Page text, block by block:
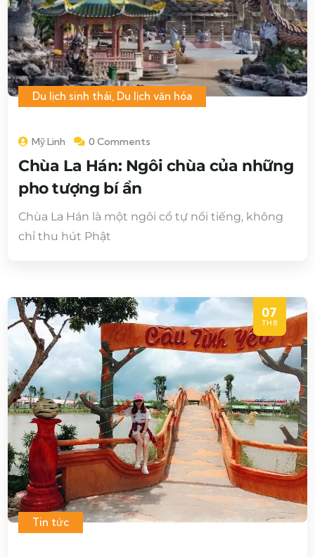
Du lịch sinh thái, Du lịch văn hóa
Mỹ Linh 0 Comments
Chùa La Hán: Ngôi chùa của những
pho tượng bí ẩn
Chùa La Hán là một ngôi cổ tự nổi tiếng, không
chỉ thu hút Phật
07
TH8
Tin tức